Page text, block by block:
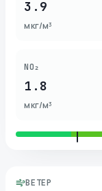
3.9
мкг/м³
NO₂
1.8
мкг/м³
ВЕТЕР